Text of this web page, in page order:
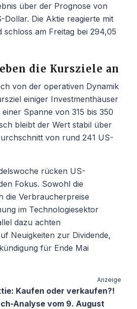
über der Prognose von
Dollar. Die Aktie reagierte mit
schloss am Freitag bei 294,05
die Kursziele an
von der operativen Dynamik
einiger Investmenthäuser
Spanne von 315 bis 350
bleibt der Wert stabil über
von rund 241 US-
rücken US-
Fokus. Sowohl die
die Verbraucherpreise
im Technologiesektor
dazu achten
Neuigkeiten zur Dividende,
für Ende Mai
Anzeige
Kaufen oder verkaufen?!
Analyse vom 9. August